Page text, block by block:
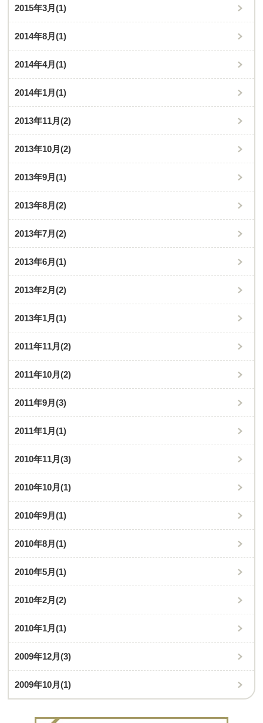
2015年3月(1)
2014年8月(1)
2014年4月(1)
2014年1月(1)
2013年11月(2)
2013年10月(2)
2013年9月(1)
2013年8月(2)
2013年7月(2)
2013年6月(1)
2013年2月(2)
2013年1月(1)
2011年11月(2)
2011年10月(2)
2011年9月(3)
2011年1月(1)
2010年11月(3)
2010年10月(1)
2010年9月(1)
2010年8月(1)
2010年5月(1)
2010年2月(2)
2010年1月(1)
2009年12月(3)
2009年10月(1)